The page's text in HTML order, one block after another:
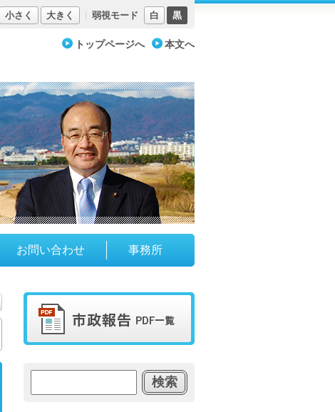
トップページへ 本文へ
小さく 大きく 弱視モード 白 黒
お問い合わせ 事務所